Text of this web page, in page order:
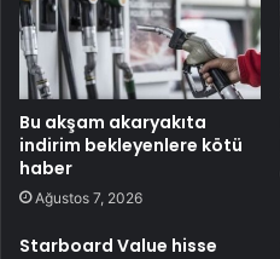
Bu akşam akaryakıta
indirim bekleyenlere kötü
haber
Ağustos 7, 2026
Starboard Value hisse